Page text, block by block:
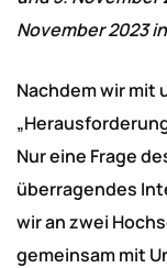
November 2023
Nachdem wir mit
Nur eine Frage
überragendes
wir an zwei
gemeinsam mit